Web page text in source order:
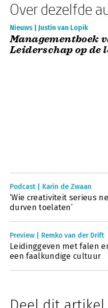
Over dezelfde
Nieuws | Justin van Lopik
Managementboek
Leiderschap op de
Podcast | Karin de Zwaan
‘Wie creativiteit serieus
durven toelaten’
Preview | Remko van der Drift
Leidinggeven met falen
een faalkundige cultuur